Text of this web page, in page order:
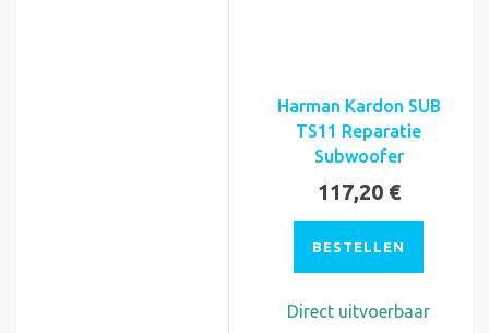
Harman Kardon SUB
TS11 Reparatie
Subwoofer
117,20 €
BESTELLEN
Direct uitvoerbaar